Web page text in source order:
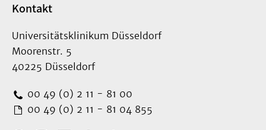
Kontakt
Universitätsklinikum Düsseldorf
Moorenstr. 5
40225 Düsseldorf
00 49 (0) 2 11 - 81 00
00 49 (0) 2 11 - 81 04 855